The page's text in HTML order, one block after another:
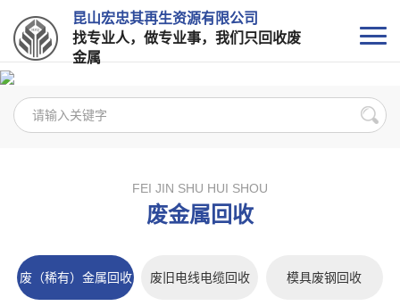
昆山宏忠其再生资源有限公司
找专业人，做专业事，我们只回收废
金属
FEI JIN SHU HUI SHOU
废金属回收
废（稀有）金属回收 废旧电线电缆回收 模具废钢回收